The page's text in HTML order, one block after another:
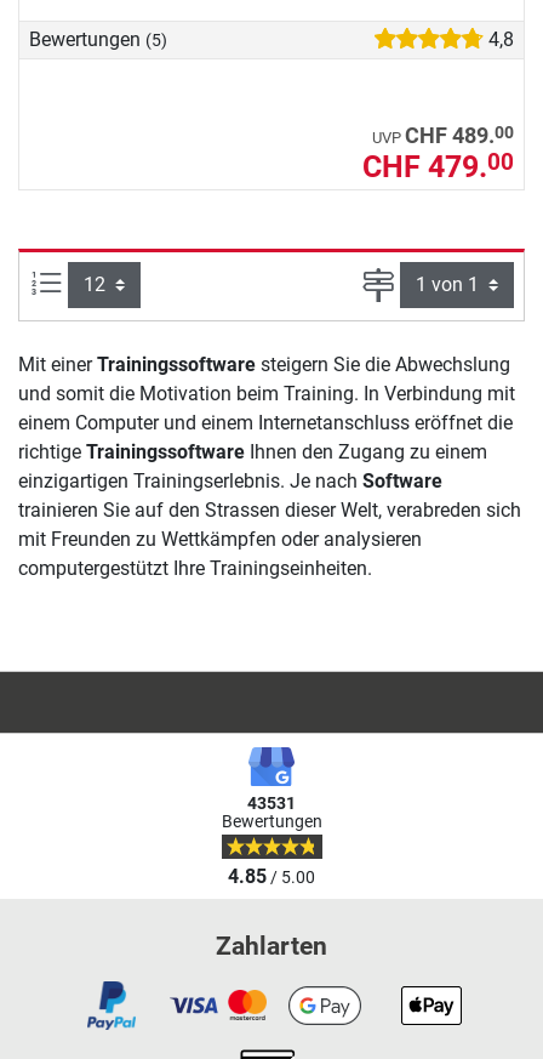
Bewertungen (5) 4,8
UVP CHF 489.00
CHF 479.00
Artikel pro Seite: Seite
Mit einerTrainingssoftware steigern Sie die Abwechslung
und somit die Motivation beim Training. In Verbindung mit
einem Computer und einem Internetanschluss eröffnet die
richtige Trainingssoftware Ihnen den Zugang zu einem
einzigartigen Trainingserlebnis. Je nach Software
trainieren Sie auf den Strassen dieser Welt, verabreden sich
mit Freunden zu Wettkämpfen oder analysieren
computergestützt Ihre Trainingseinheiten.
43531
Bewertungen
4.85/ 5.00
Zahlarten